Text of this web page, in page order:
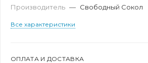
Производитель — Свободный Сокол
Все характеристики
ОПЛАТА И ДОСТАВКА